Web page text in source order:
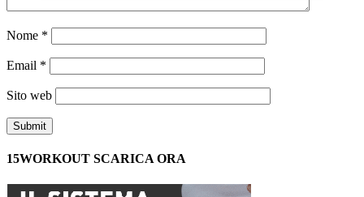
Nome *
Email *
Sito web
15WORKOUT SCARICA ORA